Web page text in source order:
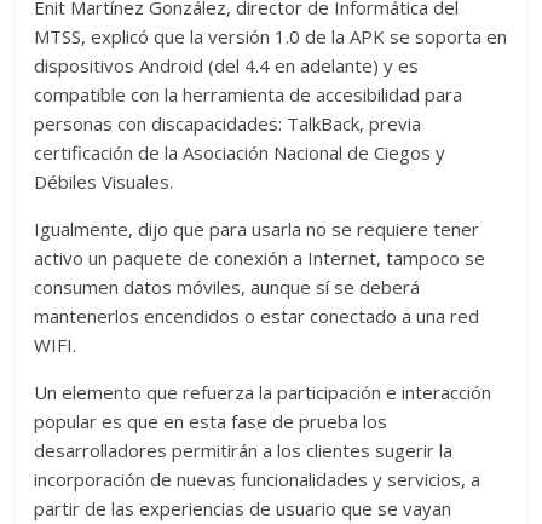
Enit Martínez González, director de Informática del
MTSS, explicó que la versión 1.0 de la APK se soporta en
dispositivos Android (del 4.4 en adelante) y es
compatible con la herramienta de accesibilidad para
personas con discapacidades: TalkBack, previa
certificación de la Asociación Nacional de Ciegos y
Débiles Visuales.
Igualmente, dijo que para usarla no se requiere tener
activo un paquete de conexión a Internet, tampoco se
consumen datos móviles, aunque sí se deberá
mantenerlos encendidos o estar conectado a una red
WIFI.
Un elemento que refuerza la participación e interacción
popular es que en esta fase de prueba los
desarrolladores permitirán a los clientes sugerir la
incorporación de nuevas funcionalidades y servicios, a
partir de las experiencias de usuario que se vayan